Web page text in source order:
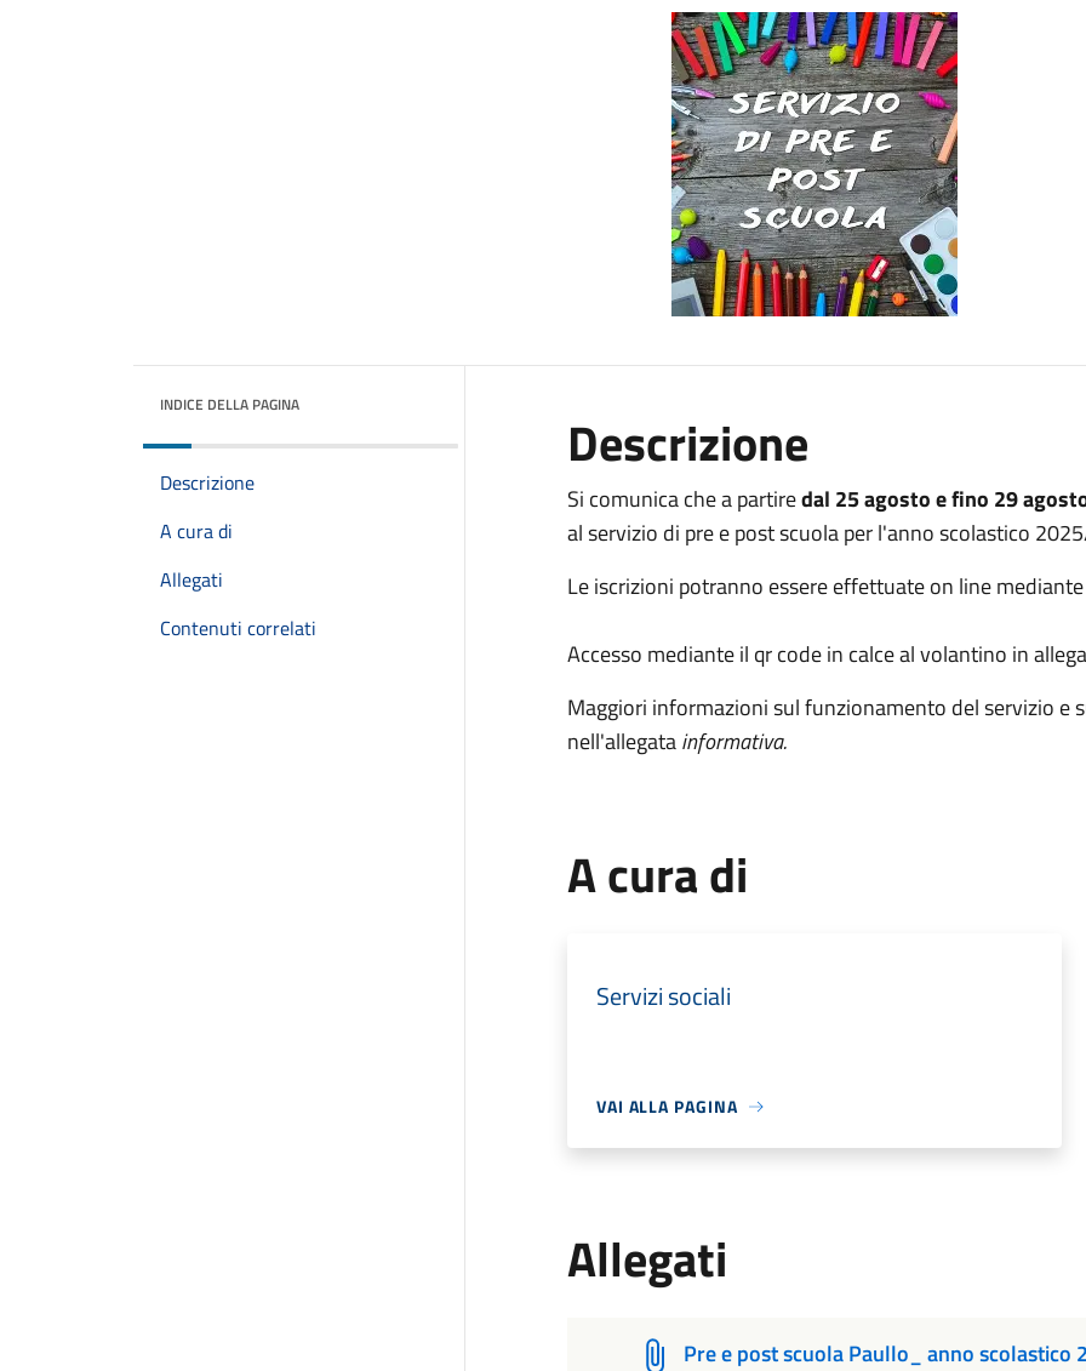
INDICE DELLA PAGINA
Descrizione
A cura di
Allegati
Contenuti correlati
Descrizione
Si comunica che a partiredal 25 agosto e fino 29
al servizio di pre e post scuola per l'anno scolastico
Le iscrizioni potranno essere effettuate on line
Accesso mediante il qr code in calce al volantino in
Maggiori informazioni sul funzionamento del servizio e
nell'allegatainformativa.
A cura di
Servizi sociali
VAI ALLA PAGINA
Allegati
Pre e post scuola Paullo_ anno scolastico